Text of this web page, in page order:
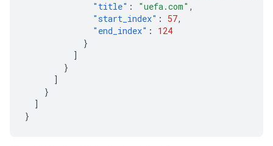
"title" : "uefa.com" ,
"start_index" : 57,
"end_index" :
124
}
]
}
]
}
]
}